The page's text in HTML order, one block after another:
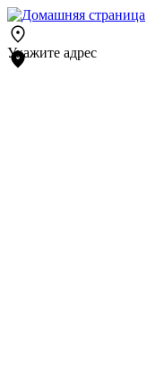
Укажите адрес